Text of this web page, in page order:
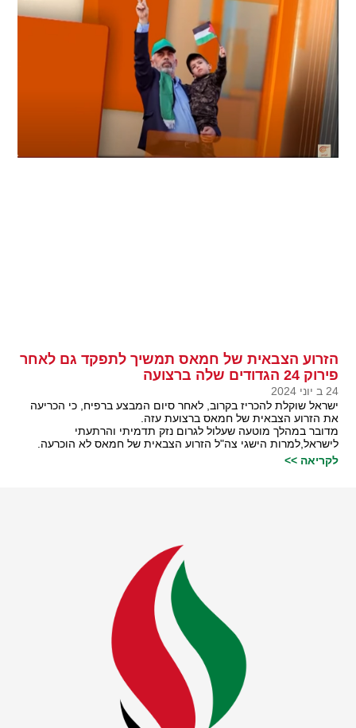
הזרוע הצבאית של חמאס תמשיך לתפקד גם לאחר
פירוק 24 הגדודים שלה ברצועה
24 ב יוני 2024
ישראל שוקלת להכריז בקרוב, לאחר סיום המבצע ברפיח, כי הכריעה
את הזרוע הצבאית של חמאס ברצועת עזה.
מדובר במהלך מוטעה שעלול לגרום נזק תדמיתי והרתעתי
לישראל,למרות הישגי צה"ל הזרוע הצבאית של חמאס לא הוכרעה.
לקריאה >>